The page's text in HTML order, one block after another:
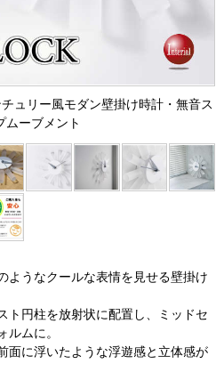
ュリー風モダン壁掛け時計・無音ス
ムーブメント
ようなクールな表情を見せる壁掛け
ト円柱を放射状に配置し、ミッドセ
ルムに。
面に浮いたような浮遊感と立体感が